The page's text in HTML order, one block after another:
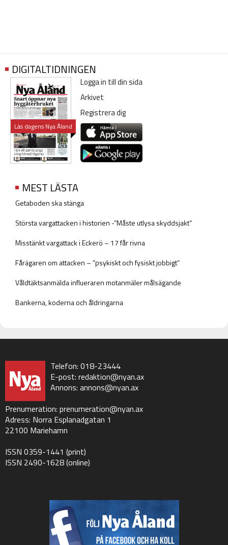
DIGITALTIDNINGEN
Läs dagens Nya Åland
Logga in till din sida
Arkivet
Registrera dig
MEST LÄSTA
Getaboden ska stänga
Största vargattacken i historien -”Måste utlysa skyddsjakt”
Misstänkt vargattack i Eckerö – 17 får rivna
Fårägaren om attacken – ”psykiskt och fysiskt jobbigt”
Våldtäktsanmälda influeraren motanmäler målsägande
Bankerna, koderna och åldringarna
Telefon: 018-23444
E-post: redaktion@nyan.ax
Annons: annons@nyan.ax
Prenumeration: prenumeration@nyan.ax
Adress: Norra Esplanadgatan 1
22100 Mariehamn
ISSN 0359-1441 (print)
ISSN 2490-1628 (online)